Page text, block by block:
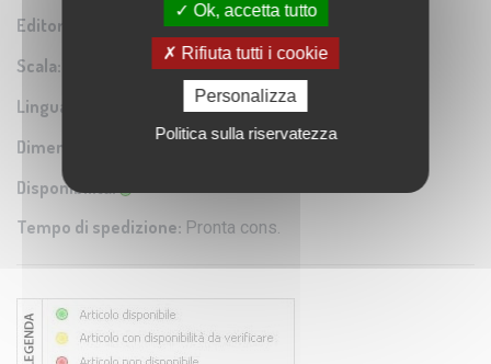
Editore/Produttore:Gizi Map
Scala: 1:2.000.000
Lingua: Inglese / Tedesco / Francese / Italiano / altre
Dimensioni:
Disponibilità:
Tempo di spedizione: Pronta cons.
Ok, accetta tutto
Rifiuta tutti i cookie
Personalizza
Politica sulla riservatezza